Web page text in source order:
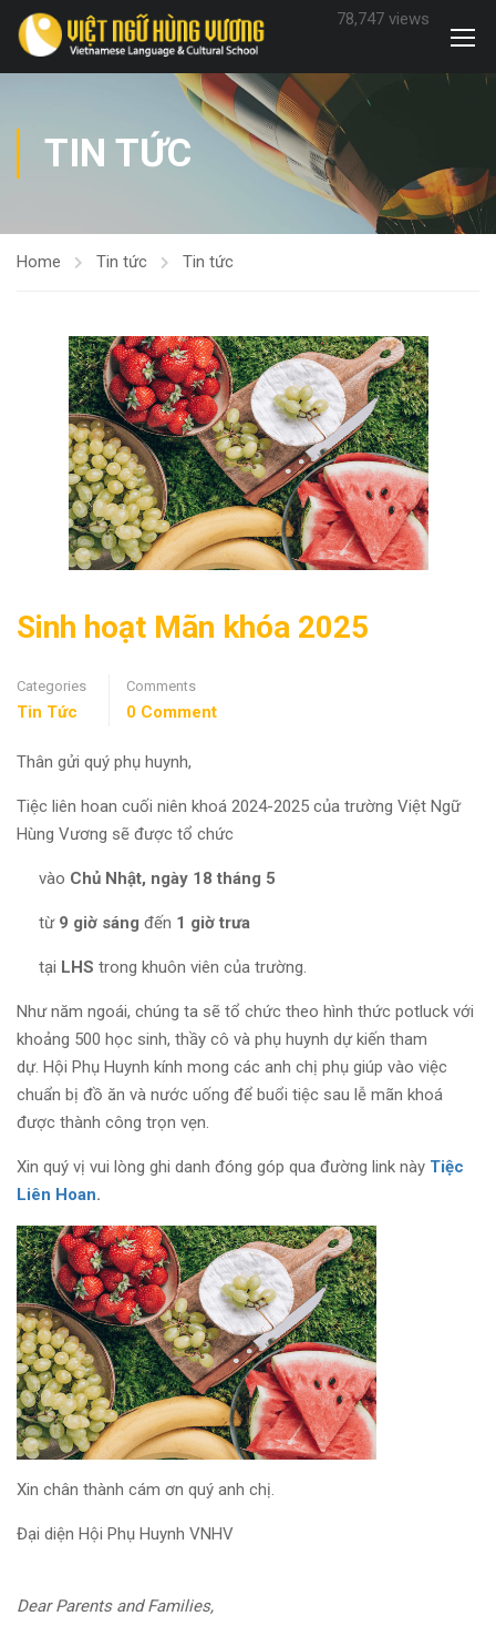
78,747 views
TIN TỨC
Home Tin tức Tin tức
Sinh hoạt Mãn khóa 2025
Categories
Tin Tức
Comments
0 Comment
Thân gửi quý phụ huynh,
Tiệc liên hoan cuối niên khoá 2024-2025 của trường Việt Ngữ
Hùng Vương sẽ được tổ chức
vào Chủ Nhật, ngày 18 tháng 5
từ 9 giờ sáng đến 1 giờ trưa
tại LHS trong khuôn viên của trường.
Như năm ngoái, chúng ta sẽ tổ chức theo hình thức potluck với
khoảng 500 học sinh, thầy cô và phụ huynh dự kiến tham
dự. Hội Phụ Huynh kính mong các anh chị phụ giúp vào việc
chuẩn bị đồ ăn và nước uống để buổi tiệc sau lễ mãn khoá
được thành công trọn vẹn.
Xin quý vị vui lòng ghi danh đóng góp qua đường link này Tiệc
Liên Hoan.
Xin chân thành cám ơn quý anh chị.
Đại diện Hội Phụ Huynh VNHV
Dear Parents and Families,